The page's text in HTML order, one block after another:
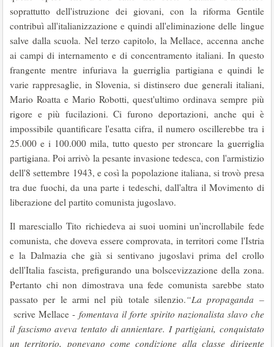
soprattutto dell'istruzione dei giovani, con la riforma Gentile
contribuì all'italianizzazione e quindi all'eliminazione delle lingue
salve dalla scuola. Nel terzo capitolo, la Mellace, accenna anche
ai campi di internamento e di concentramento italiani. In questo
frangente mentre infuriava la guerriglia partigiana e quindi le
varie rappresaglie, in Slovenia, si distinsero due generali italiani,
Mario Roatta e Mario Robotti, quest'ultimo ordinava sempre più
rigore e più fucilazioni. Ci furono deportazioni, anche qui è
impossibile quantificare l'esatta cifra, il numero oscillerebbe tra i
25.000 e i 100.000 mila, tutto questo per stroncare la guerriglia
partigiana. Poi arrivò la pesante invasione tedesca, con l'armistizio
dell'8 settembre 1943, e così la popolazione italiana, si trovò presa
tra due fuochi, da una parte i tedeschi, dall'altra il Movimento di
liberazione del partito comunista jugoslavo.
Il maresciallo Tito richiedeva ai suoi uomini un'incrollabile fede
comunista, che doveva essere comprovata, in territori come l'Istria
e la Dalmazia che già si sentivano jugoslavi prima del crollo
dell'Italia fascista, prefigurando una bolscevizzazione della zona.
Pertanto chi non dimostrava una fede comunista sarebbe stato
passato per le armi nel più totale silenzio.“La propaganda –
scrive Mellace - fomentava il forte spirito nazionalista slavo che
il fascismo aveva tentato di annientare. I partigiani, conquistato
un territorio, ponevano come condizione alla classe dirigente